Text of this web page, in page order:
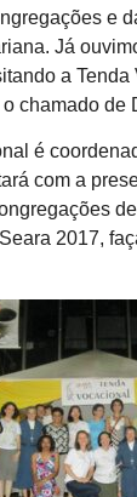
e
Já
a
chamado de
é
com a
2017,